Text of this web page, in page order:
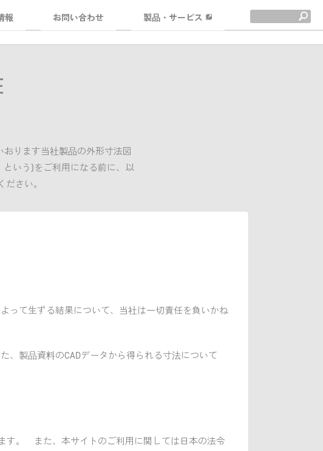
報 お問い合わせ 製品・サービス
ります当社製品の外形寸法図
いう)をご利用になる前に、以
さい。
って生ずる結果について、当社は一切責任を負いかね
、製品資料のCADデータから得られる寸法について
す。 また、本サイトのご利用に関しては日本の法令